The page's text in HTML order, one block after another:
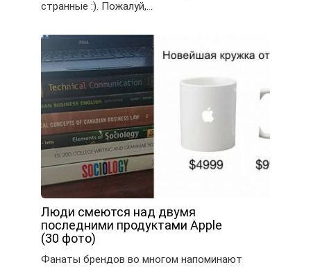
странные :). Пожалуй,…
Люди смеются над двумя
последними продуктами Apple
(30 фото)
Фанаты брендов во многом напоминают